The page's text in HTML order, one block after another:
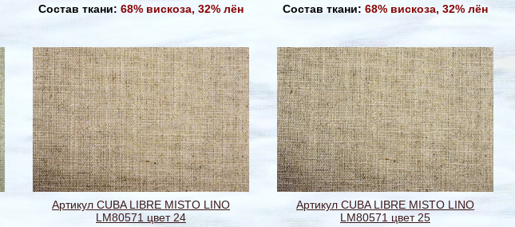
Состав ткани: 68% вискоза, 32% лён
Состав ткани: 68% вискоза, 32% лён
Артикул CUBA LIBRE MISTO LINO
LM80571 цвет 24
Артикул CUBA LIBRE MISTO LINO
LM80571 цвет 25